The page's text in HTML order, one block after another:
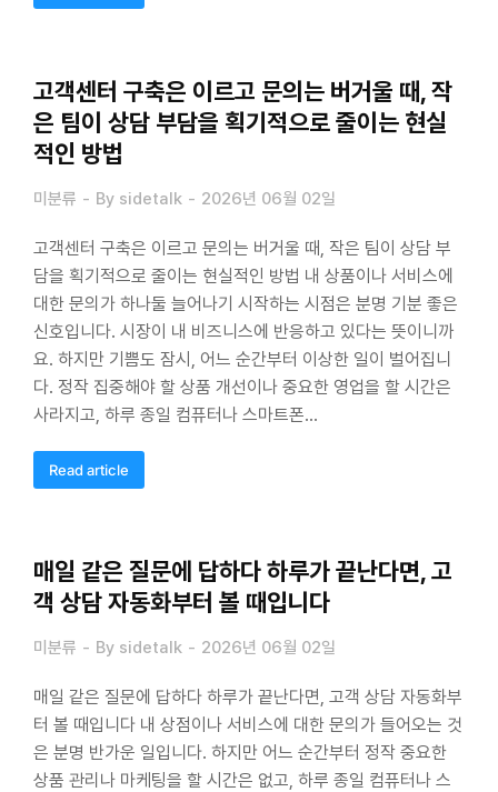
고객센터 구축은 이르고 문의는 버거울 때, 작
은 팀이 상담 부담을 획기적으로 줄이는 현실
적인 방법
미분류 By sidetalk 2026년 06월 02일
고객센터 구축은 이르고 문의는 버거울 때, 작은 팀이 상담 부
담을 획기적으로 줄이는 현실적인 방법 내 상품이나 서비스에
대한 문의가 하나둘 늘어나기 시작하는 시점은 분명 기분 좋은
신호입니다. 시장이 내 비즈니스에 반응하고 있다는 뜻이니까
요. 하지만 기쁨도 잠시, 어느 순간부터 이상한 일이 벌어집니
다. 정작 집중해야 할 상품 개선이나 중요한 영업을 할 시간은
사라지고, 하루 종일 컴퓨터나 스마트폰…
Read article
매일 같은 질문에 답하다 하루가 끝난다면, 고
객 상담 자동화부터 볼 때입니다
미분류 By sidetalk 2026년 06월 02일
매일 같은 질문에 답하다 하루가 끝난다면, 고객 상담 자동화부
터 볼 때입니다 내 상점이나 서비스에 대한 문의가 들어오는 것
은 분명 반가운 일입니다. 하지만 어느 순간부터 정작 중요한
상품 관리나 마케팅을 할 시간은 없고, 하루 종일 컴퓨터나 스